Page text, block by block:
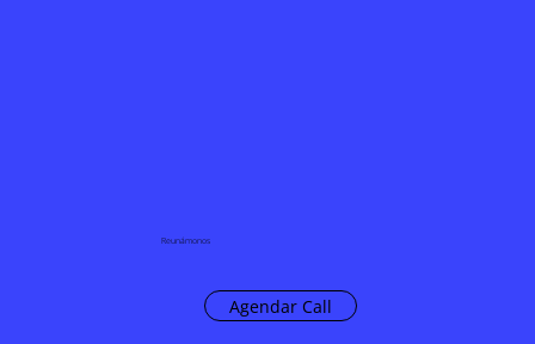
Reunámonos
Agendar Call